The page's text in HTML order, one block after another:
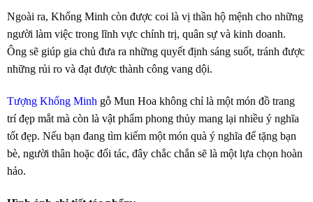
Ngoài ra, Khổng Minh còn được coi là vị thần hộ mệnh cho những
người làm việc trong lĩnh vực chính trị, quân sự và kinh doanh.
Ông sẽ giúp gia chủ đưa ra những quyết định sáng suốt, tránh được
những rủi ro và đạt được thành công vang dội.
Tượng Khổng Minh gỗ Mun Hoa không chỉ là một món đồ trang
trí đẹp mắt mà còn là vật phẩm phong thủy mang lại nhiều ý nghĩa
tốt đẹp. Nếu bạn đang tìm kiếm một món quà ý nghĩa để tặng bạn
bè, người thân hoặc đối tác, đây chắc chắn sẽ là một lựa chọn hoàn
hảo.